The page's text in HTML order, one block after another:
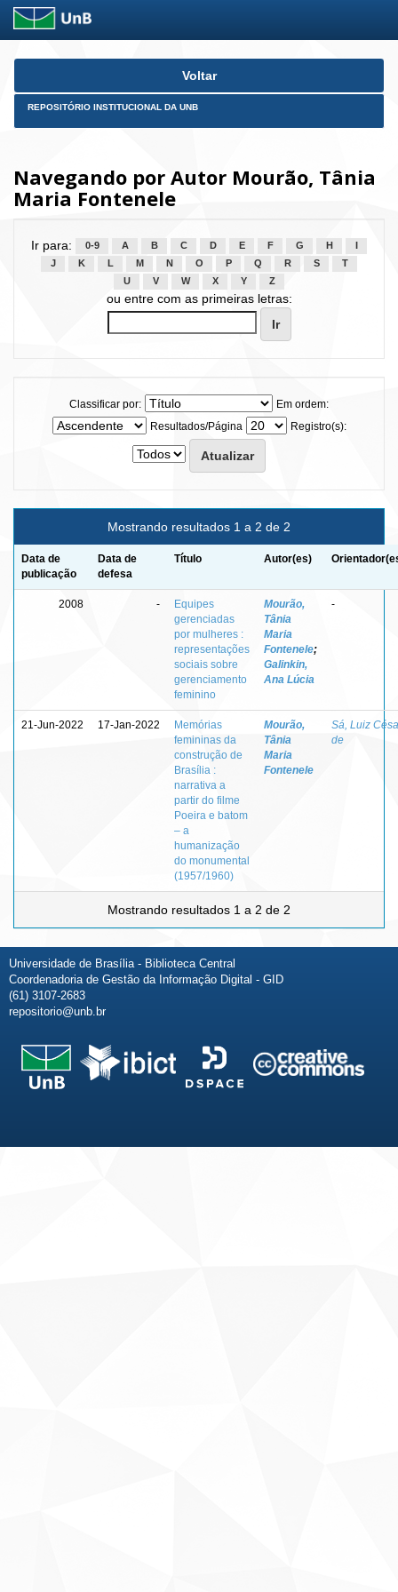
Skip
Voltar
REPOSITÓRIO INSTITUCIONAL DA UNB
Navegando por Autor Mourão, Tânia
Maria Fontenele
Ir para: 0-9 A B C D E F G H
J
K L M N O P Q R S
T
U
V W X Y Z
ou entre com as primeiras letras:
Classificar por:
Em ordem:
Resultados/Página
Registro(s):
Mostrando resultados 1 a 2 de 2
Data de
publicação
Data de
defesa
Título Autor(es)
2008 -
Equipes
gerenciadas
por mulheres :
representações
sociais sobre
gerenciamento
feminino
Mourão,
Tânia
Maria
Fontenele;
Galinkin,
Ana Lúcia
-
21-Jun-2022 17-Jan-2022
Memórias
femininas da
construção de
Brasília :
narrativa a
partir do filme
Poeira e batom
– a
humanização
do monumental
(1957/1960)
Mourão,
Tânia
Maria
Fontenele
Sá, Luiz
de
Mostrando resultados 1 a 2 de 2
Universidade de Brasília - Biblioteca Central
Coordenadoria de Gestão da Informação Digital - GID
(61) 3107-2683
repositorio@unb.br